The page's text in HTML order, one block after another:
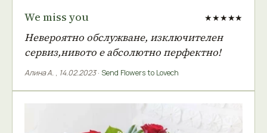
We miss you ★★★★★
Невероятно обслужване, изключителен
сервиз,нивото е абсолютно перфектно!
Алина А. , 14.02.2023· Send Flowers to Lovech